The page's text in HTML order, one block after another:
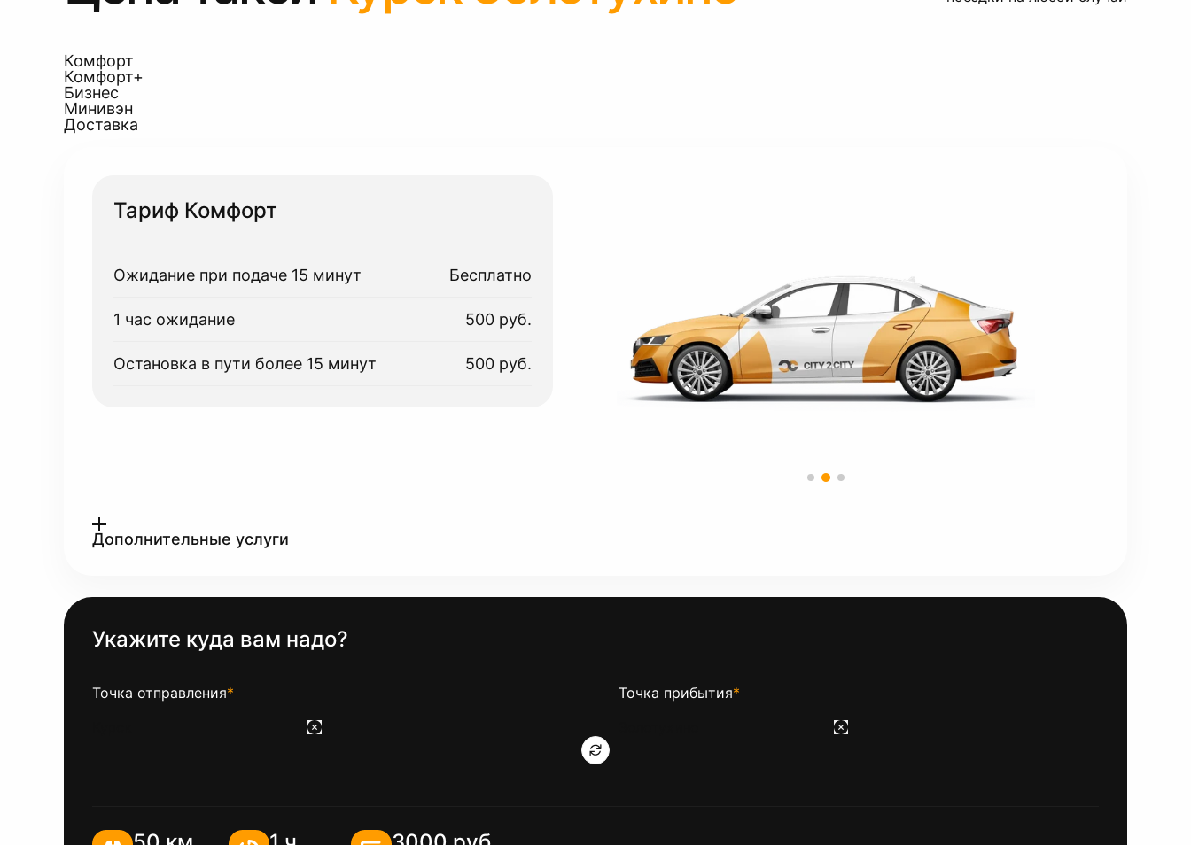
Комфорт
Комфорт+
Бизнес
Минивэн
Доставка
Тариф Комфорт
Ожидание при подаче 15 минут Бесплатно
1 час ожидание 500 руб.
Остановка в пути более 15 минут 500 руб.
Дополнительные услуги
Укажите куда вам надо?
Точка отправления* Точка прибытия*